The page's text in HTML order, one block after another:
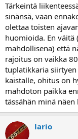
Tärkeintä
sinänsä, vaan
olettaa toisten
huomioida. En väitä
mahdollisena) että
rajoitus on vaikka
tuplatikkaria
kaistalle, ohitus on
mahdoton paikka
tässähän minä
lario